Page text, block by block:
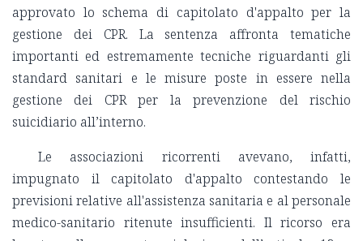
approvato lo schema di capitolato d'appalto per la
gestione dei CPR. La sentenza affronta tematiche
importanti ed estremamente tecniche riguardanti gli
standard sanitari e le misure poste in essere nella
gestione dei CPR per la prevenzione del rischio
suicidiario all’interno.
Le associazioni ricorrenti avevano, infatti,
impugnato il capitolato d'appalto contestando le
previsioni relative all'assistenza sanitaria e al personale
medico-sanitario ritenute insufficienti. Il ricorso era